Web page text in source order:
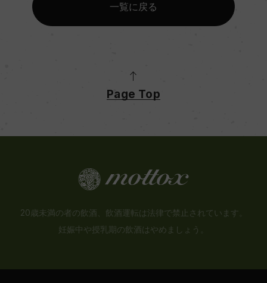
一覧に戻る
Page Top
20歳未満の者の飲酒、飲酒運転は法律で禁止されています。
妊娠中や授乳期の飲酒はやめましょう。